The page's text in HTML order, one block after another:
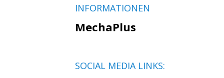
INFORMATIONEN
MechaPlus
SOCIAL MEDIA LINKS: